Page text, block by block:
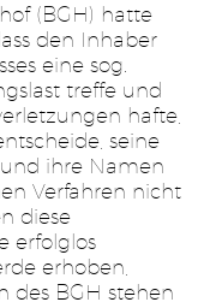
(BGH) hatte
den Inhaber
eine sog.
treffe und
hafte,
seine
ihre Namen
Verfahren nicht
diese
erfolglos
erhoben,
des BGH stehen